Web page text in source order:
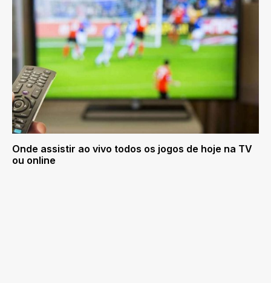
Onde assistir ao vivo todos os jogos de hoje na TV
ou online